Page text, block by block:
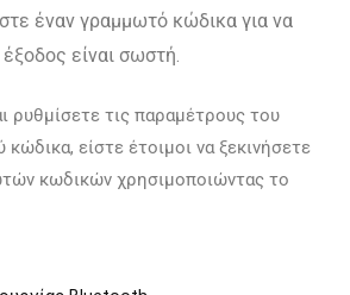
έναν γραμμωτό κώδικα για να
είναι σωστή.
ρυθμίσετε τις παραμέτρους του
είστε έτοιμοι να ξεκινήσετε
κωδικών χρησιμοποιώντας το